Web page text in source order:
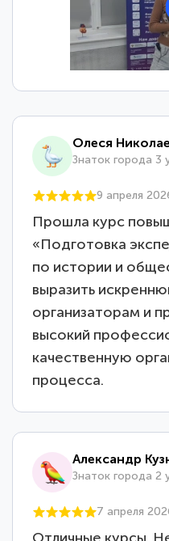
Олеся
Знаток города 3
9 апреля
Прошла курс
«Подготовка
по истории и
выразить
организаторам и
высокий
качественную
процесса.
Александр
Знаток города 2
7 апреля